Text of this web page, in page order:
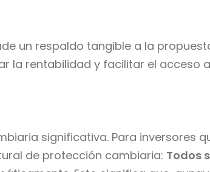
un respaldo tangible a la
la rentabilidad y facilitar el acceso
significativa. Para inversores
de protección cambiaria: Todos